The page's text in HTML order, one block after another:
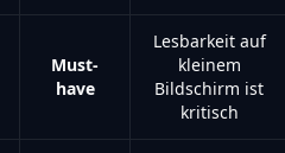
Must-
have
Lesbarkeit auf
kleinem
Bildschirm ist
kritisch